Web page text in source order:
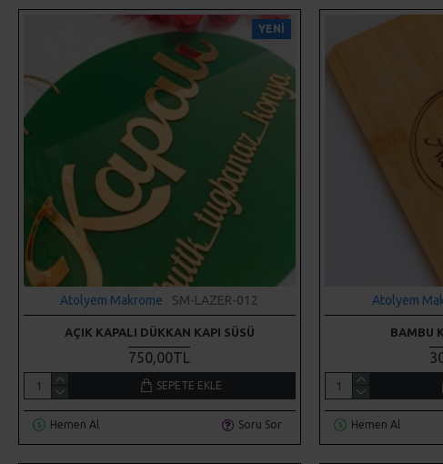
YENI
Atolyem Makrome SM-LAZER-012
AÇIK KAPALI DÜKKAN KAPI SÜSÜ
750,00TL
SEPETE EKLE
Hemen Al Soru Sor
Atolyem
BAMBU
Hemen Al